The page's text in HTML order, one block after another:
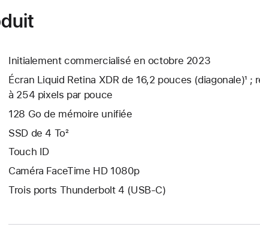
Initialement commercialisé en octobre 2023
Écran Liquid Retina XDR de 16,2 pouces (diagonale)¹
à 254 pixels par pouce
128 Go de mémoire unifiée
SSD de 4 To²
Touch ID
Caméra FaceTime HD 1080p
Trois ports Thunderbolt 4 (USB-C)